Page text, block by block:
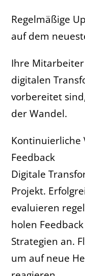
Regelmäßige
auf dem
Ihre
digitalen
vorbereitet
der Wandel.
Kontinuierliche
Feedback
Digitale
Projekt.
evaluieren
holen
Strategien an.
um auf neue